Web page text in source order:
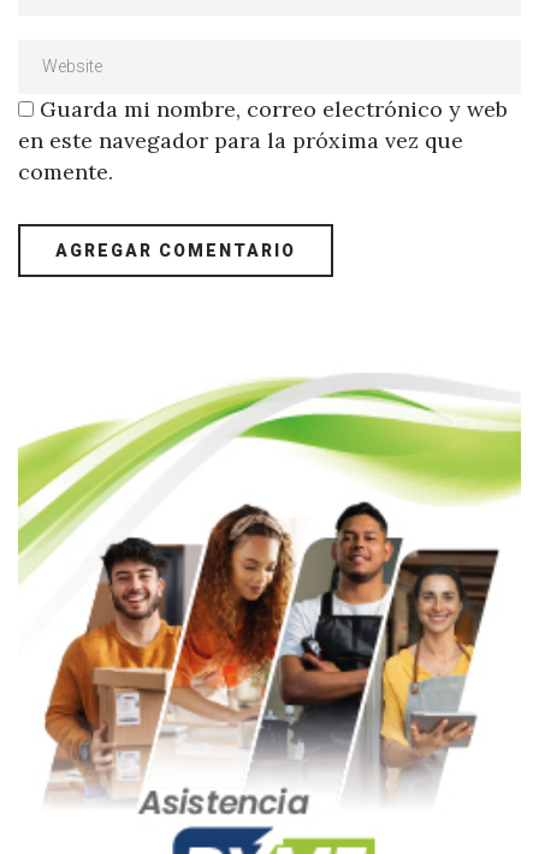
Guarda mi nombre, correo electrónico y web
en este navegador para la próxima vez que
comente.